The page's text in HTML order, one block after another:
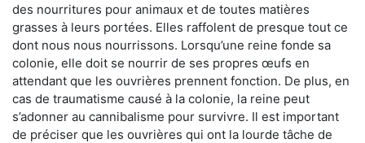
des nourritures pour animaux et de toutes matières
grasses à leurs portées. Elles raffolent de presque tout ce
dont nous nous nourrissons. Lorsqu’une reine fonde sa
colonie, elle doit se nourrir de ses propres œufs en
attendant que les ouvrières prennent fonction. De plus, en
cas de traumatisme causé à la colonie, la reine peut
s’adonner au cannibalisme pour survivre. Il est important
de préciser que les ouvrières qui ont la lourde tâche de